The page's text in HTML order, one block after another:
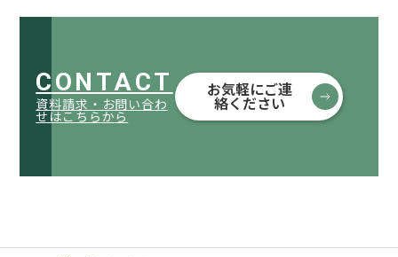
CONTACT
資料請求・お問い合わ
せはこちらから
お気軽にご連
絡ください